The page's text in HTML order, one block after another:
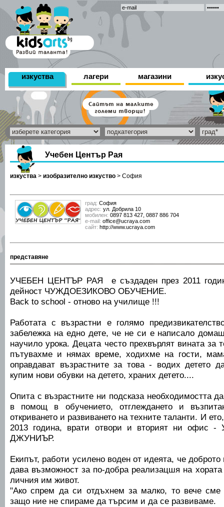
изкуства лагери магазини
Учебен Център Рая
изкуства > изобразително изкуство > София
град: София
адрес: ул. Добрила 10
мобилен: 0897 813 427, 0887 886 704
е-mail: office@ucraya.com
сайт: http://www.ucraya.com
представяне
УЧЕБЕН ЦЕНТЪР РАЯ е създаден през 2011
дейност ЧУЖДОЕЗИКОВО ОБУЧЕНИЕ.
Back to school - отново на училище !!!
Работата с възрастни е голямо
забележка на едно дете, че не си е написало
научило урока. Децата често прехвърлят вината за
пътувахме и нямах време, ходихме на гости,
оправдават възрастните за това - водих детето
купим нови обувки на детето, храних детето....
Опита с възрастните ни подсказа необходимостта
в помощ в обучението, отглеждането и
откриването и развиването на техните таланти. И
2013 година, врати отвори и вторият ни
ДЖУНИЪР.
Екипът, работи усилено воден от идеята, че
дава възможност за по-добра реализацшя на хората
личния им живот.
"Ако спрем да си отдъхнем за малко, то вече
защо ние не спираме да търсим и да се развиваме.